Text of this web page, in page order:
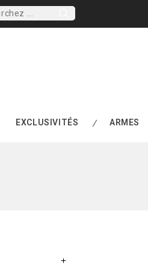
EXCLUSIVITÉS ARMES
